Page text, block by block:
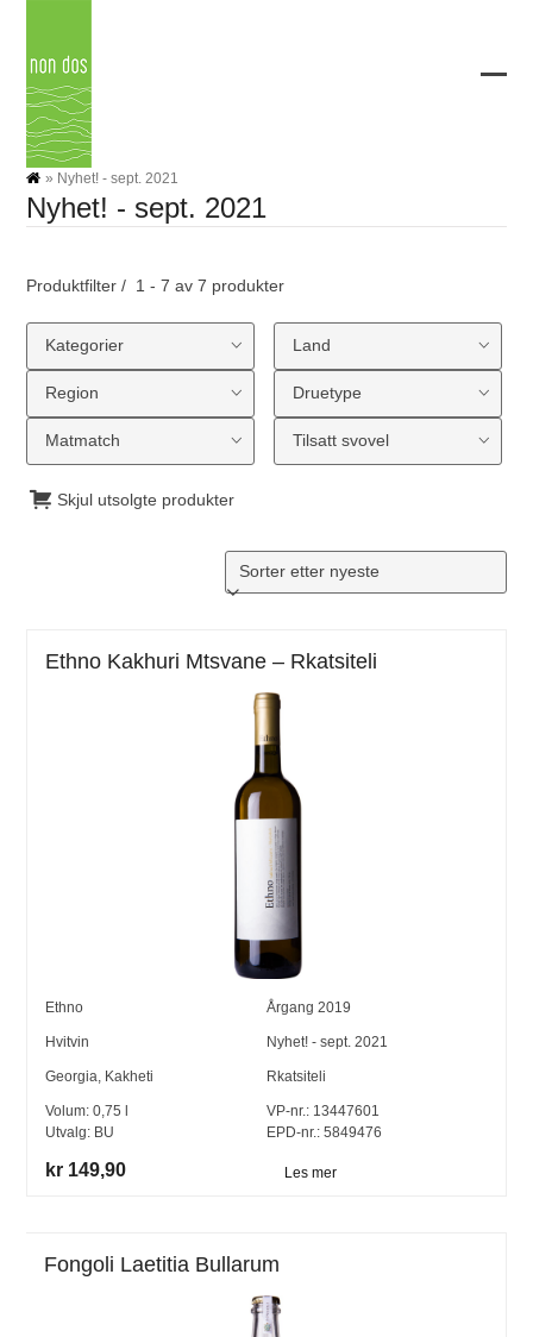
content
» Nyhet! - sept. 2021
Nyhet! - sept. 2021
Produktfilter 1 - 7 av 7 produkter
Kategorier Land
Region Druetype
Matmatch Tilsatt svovel
Skjul utsolgte produkter
Ethno Kakhuri Mtsvane – Rkatsiteli
Ethno Årgang 2019
Hvitvin Nyhet! - sept. 2021
Georgia Kakheti Rkatsiteli
Volum:0,75 l
Utvalg: BU
VP-nr.: 13447601
EPD-nr.: 5849476
kr 149,90 Les mer
Fongoli Laetitia Bullarum